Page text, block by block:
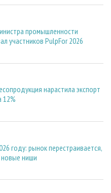
промышленности
участников PulpFor 2026
нарастила экспорт
12%
году: рынок перестраивается,
ниши